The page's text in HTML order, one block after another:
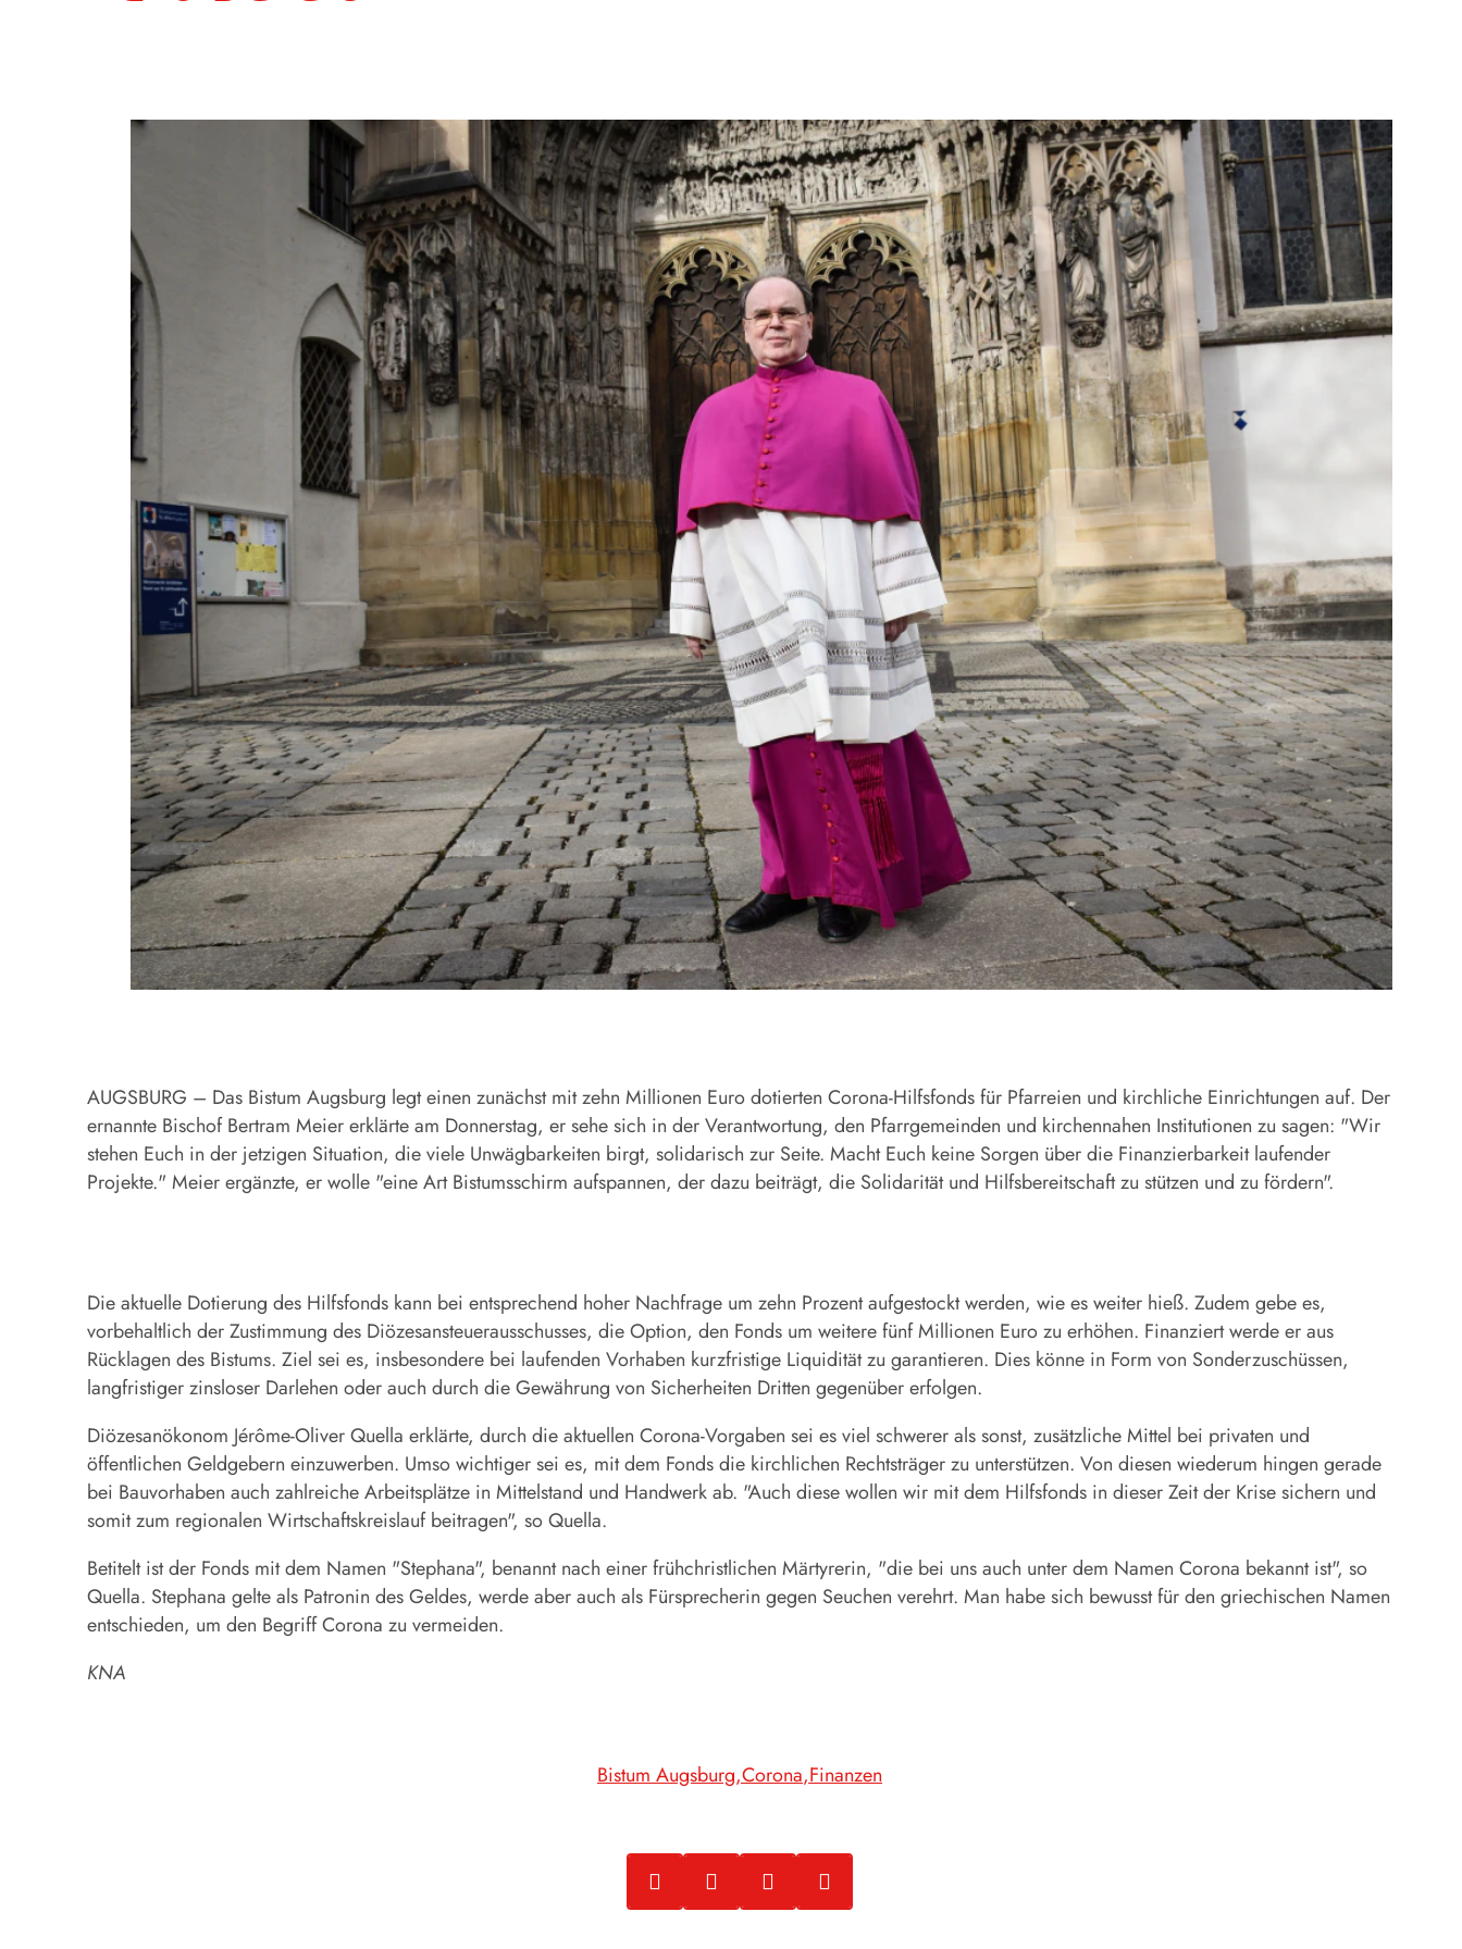
AUGSBURG – Das Bistum Augsburg legt einen zunächst mit zehn Millionen Euro dotierten Corona-Hilfsfonds für Pfarreien und kirchliche Einrichtungen auf. Der
ernannte Bischof Bertram Meier erklärte am Donnerstag, er sehe sich in der Verantwortung, den Pfarrgemeinden und kirchennahen Institutionen zu sagen: "Wir
stehen Euch in der jetzigen Situation, die viele Unwägbarkeiten birgt, solidarisch zur Seite. Macht Euch keine Sorgen über die Finanzierbarkeit laufender
Projekte." Meier ergänzte, er wolle "eine Art Bistumsschirm aufspannen, der dazu beiträgt, die Solidarität und Hilfsbereitschaft zu stützen und zu fördern".
Die aktuelle Dotierung des Hilfsfonds kann bei entsprechend hoher Nachfrage um zehn Prozent aufgestockt werden, wie es weiter hieß. Zudem gebe es,
vorbehaltlich der Zustimmung des Diözesansteuerausschusses, die Option, den Fonds um weitere fünf Millionen Euro zu erhöhen. Finanziert werde er aus
Rücklagen des Bistums. Ziel sei es, insbesondere bei laufenden Vorhaben kurzfristige Liquidität zu garantieren. Dies könne in Form von Sonderzuschüssen,
langfristiger zinsloser Darlehen oder auch durch die Gewährung von Sicherheiten Dritten gegenüber erfolgen.
Diözesanökonom Jérôme-Oliver Quella erklärte, durch die aktuellen Corona-Vorgaben sei es viel schwerer als sonst, zusätzliche Mittel bei privaten und
öffentlichen Geldgebern einzuwerben. Umso wichtiger sei es, mit dem Fonds die kirchlichen Rechtsträger zu unterstützen. Von diesen wiederum hingen gerade
bei Bauvorhaben auch zahlreiche Arbeitsplätze in Mittelstand und Handwerk ab. "Auch diese wollen wir mit dem Hilfsfonds in dieser Zeit der Krise sichern und
somit zum regionalen Wirtschaftskreislauf beitragen", so Quella.
Betitelt ist der Fonds mit dem Namen "Stephana", benannt nach einer frühchristlichen Märtyrerin, "die bei uns auch unter dem Namen Corona bekannt ist", so
Quella. Stephana gelte als Patronin des Geldes, werde aber auch als Fürsprecherin gegen Seuchen verehrt. Man habe sich bewusst für den griechischen Namen
entschieden, um den Begriff Corona zu vermeiden.
KNA
Bistum Augsburg Corona Finanzen